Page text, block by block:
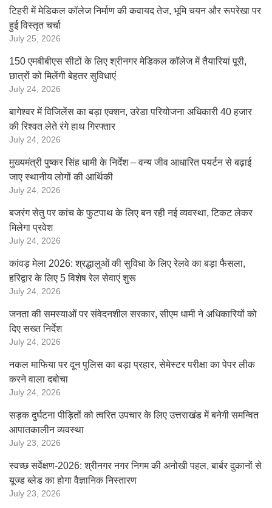
टिहरी में मेडिकल कॉलेज निर्माण की कवायद तेज, भूमि चयन और रूपरेखा पर
हुई विस्तृत चर्चा
July 25, 2026
150 एमबीबीएस सीटों के लिए श्रीनगर मेडिकल कॉलेज में तैयारियां पूरी,
छात्रों को मिलेंगी बेहतर सुविधाएं
July 24, 2026
बागेश्वर में विजिलेंस का बड़ा एक्शन, उरेडा परियोजना अधिकारी 40 हजार
की रिश्वत लेते रंगे हाथ गिरफ्तार
July 24, 2026
मुख्यमंत्री पुष्कर सिंह धामी के निर्देश – वन्य जीव आधारित पयर्टन से बढ़ाई
जाए स्थानीय लोगों की आर्थिकी
July 24, 2026
बजरंग सेतु पर कांच के फुटपाथ के लिए बन रही नई व्यवस्था, टिकट लेकर
मिलेगा प्रवेश
July 24, 2026
कांवड़ मेला 2026: श्रद्धालुओं की सुविधा के लिए रेलवे का बड़ा फैसला,
हरिद्वार के लिए 5 विशेष रेल सेवाएं शुरू
July 24, 2026
जनता की समस्याओं पर संवेदनशील सरकार, सीएम धामी ने अधिकारियों को
दिए सख्त निर्देश
July 24, 2026
नकल माफिया पर दून पुलिस का बड़ा प्रहार, सेमेस्टर परीक्षा का पेपर लीक
करने वाला दबोचा
July 24, 2026
सड़क दुर्घटना पीड़ितों को त्वरित उपचार के लिए उत्तराखंड में बनेगी समन्वित
आपातकालीन व्यवस्था
July 23, 2026
स्वच्छ सर्वेक्षण-2026: श्रीनगर नगर निगम की अनोखी पहल, बार्बर दुकानों से
यूज्ड ब्लेड का होगा वैज्ञानिक निस्तारण
July 23, 2026